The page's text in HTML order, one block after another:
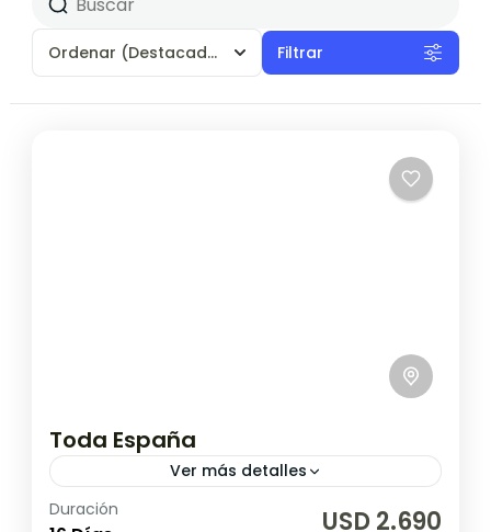
Ordenar (Destacados) Filtrar
Toda España
Ver más detalles
Fechas de salida 2026 a Madrid: Sábado
Duración USD 2.690